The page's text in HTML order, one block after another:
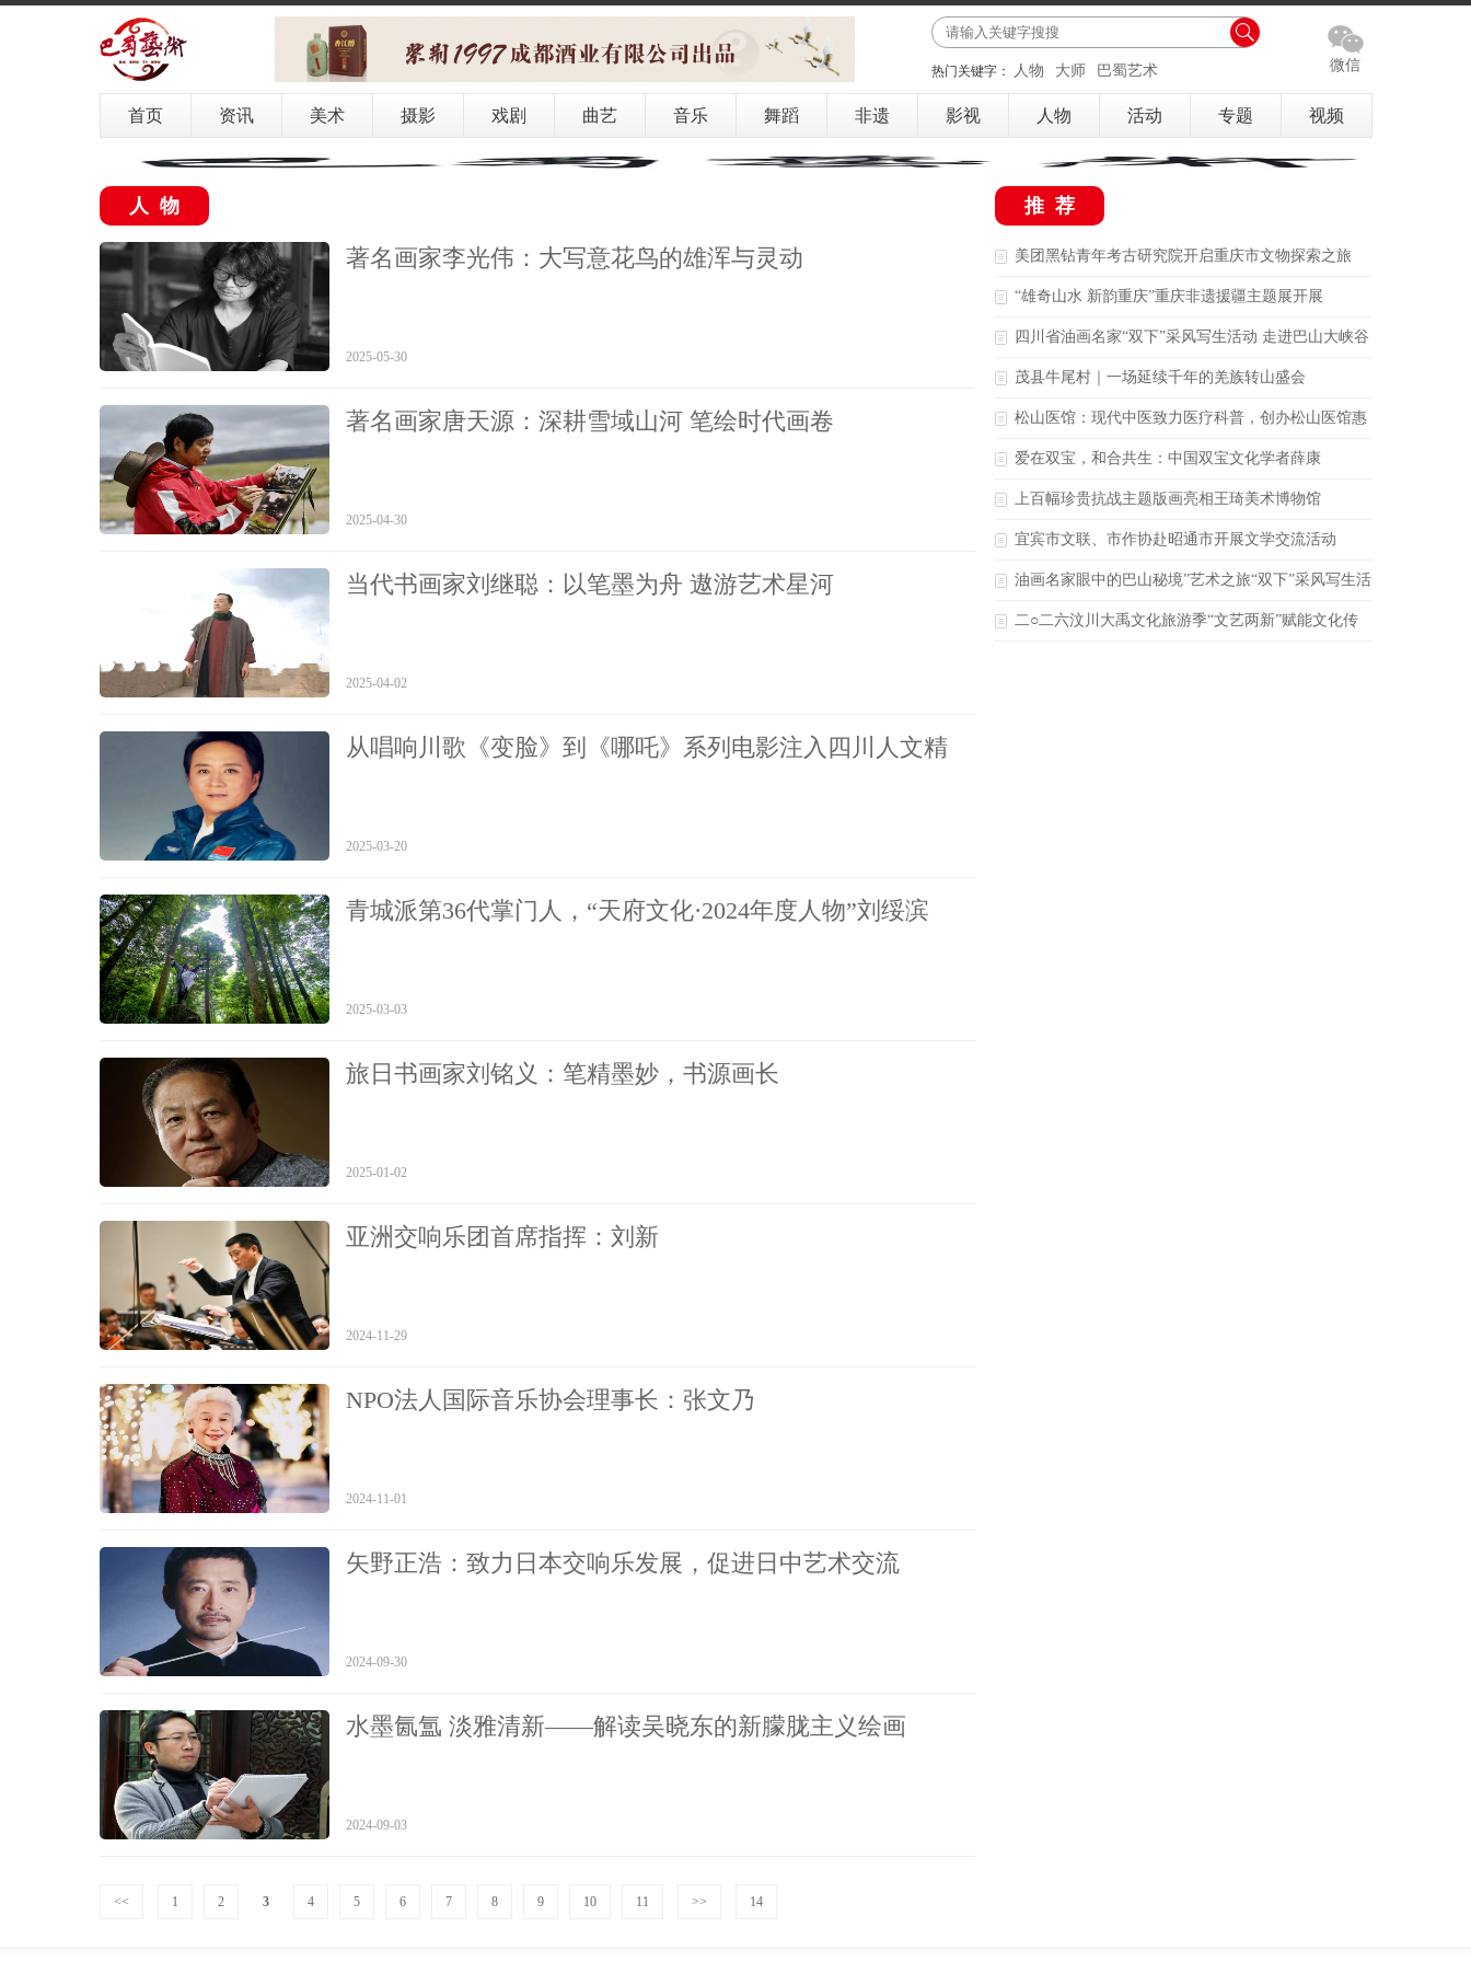
热门关键字： 人物 大师 巴蜀艺术 微信
首页 资讯 美术 摄影 戏剧 曲艺 音乐 舞蹈 非遗 影视 人物 活动 专题 视频
人物
著名画家李光伟：大写意花鸟的雄浑与灵动
2025-05-30
著名画家唐天源：深耕雪域山河 笔绘时代画卷
2025-04-30
当代书画家刘继聪：以笔墨为舟 遨游艺术星河
2025-04-02
从唱响川歌《变脸》到《哪吒》系列电影注入四川人文精
2025-03-20
​青城派第36代掌门人，“天府文化·2024年度人物”刘绥滨
2025-03-03
旅日书画家刘铭义：笔精墨妙，书源画长
2025-01-02
亚洲交响乐团首席指挥：刘新
2024-11-29
NPO法人国际音乐协会理事长：张文乃
2024-11-01
矢野正浩：致力日本交响乐发展，促进日中艺术交流
2024-09-30
水墨氤氲 淡雅清新——解读吴晓东的新朦胧主义绘画
2024-09-03
<< 1 2 3 4 5 6 7 8 9 10 11 >> 14
推荐
美团黑钻青年考古研究院开启重庆市文物探索之旅
“雄奇山水 新韵重庆”重庆非遗援疆主题展开展
四川省油画名家“双下”采风写生活动 走进巴山大峡谷
龙泉土家族乡黄连村
茂县牛尾村｜一场延续千年的羌族转山盛会
松山医馆：现代中医致力医疗科普，创办松山医馆惠
民就医
爱在双宝，和合共生：中国双宝文化学者薛康
上百幅珍贵抗战主题版画亮相王琦美术博物馆
宜宾市文联、市作协赴昭通市开展文学交流活动
油画名家眼中的巴山秘境”艺术之旅“双下”采风写生活
动启动
二○二六汶川大禹文化旅游季“文艺两新”赋能文化传